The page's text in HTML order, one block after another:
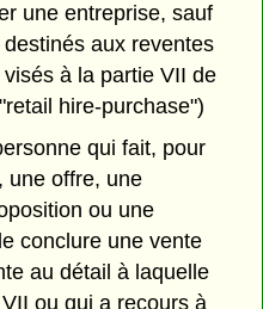
une entreprise, sauf
aux reventes
à la partie VII de
hire-purchase")
qui fait, pour
une offre, une
ou une
conclure une vente
au détail à laquelle
ou qui a recours à